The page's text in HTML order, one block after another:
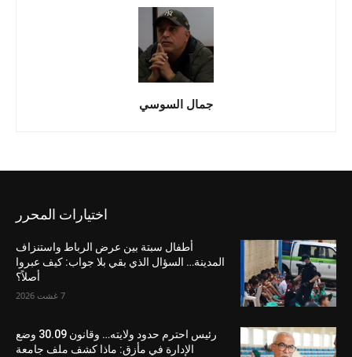
جمال السوسي
اختيارات المحرر
أطفال سبتة بين عرض الرباط واستنزاف
المدينة… السؤال الذي بقي بلا جواب: كيف عبروا
أصلاً؟
7 غشت 2026
رئيس احترم حدود ولايته… وقانون 30.09 وضع
الإدارة في مأزق: ماذا كشف ملف جامعة